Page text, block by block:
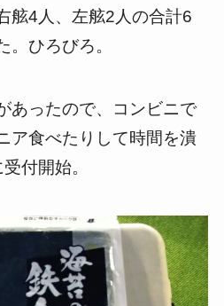
舷4人、左舷2人の合計6
。ひろびろ。
あったので、コンビニで
ア食べたりして時間を潰
付開始。